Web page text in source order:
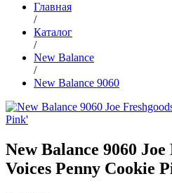
Главная
/
Каталог
/
New Balance
/
New Balance 9060
New Balance 9060
Voices Penny Cookie